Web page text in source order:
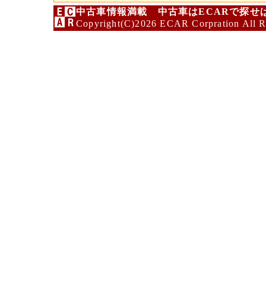
中古車情報満載 中古車はECARで探せ
Copyright(C)2026 ECAR Corpration All